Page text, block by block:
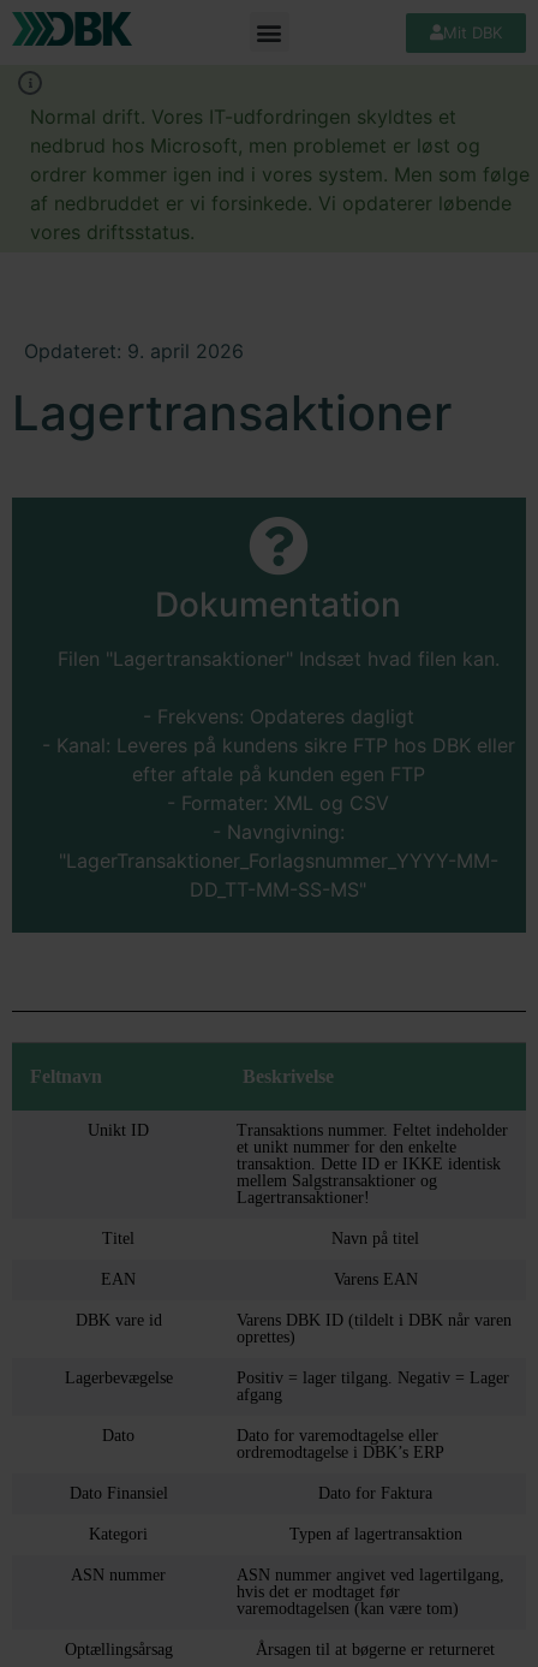
Mit DBK
Normal drift. Vores IT-udfordringen skyldtes et
nedbrud hos Microsoft, men problemet er løst og
ordrer kommer igen ind i vores system. Men som følge
af nedbruddet er vi forsinkede. Vi opdaterer løbende
vores driftsstatus.
Opdateret: 9. april 2026
Lagertransaktioner
Dokumentation
Filen "Lagertransaktioner" Indsæt hvad filen kan.
- Frekvens: Opdateres dagligt
- Kanal: Leveres på kundens sikre FTP hos DBK eller
efter aftale på kunden egen FTP
- Formater: XML og CSV
- Navngivning:
"LagerTransaktioner_Forlagsnummer_YYYY-MM-
DD_TT-MM-SS-MS"
Feltnavn Beskrivelse
Unikt ID
Transaktions nummer. Feltet indeholder
et unikt nummer for den enkelte
transaktion. Dette ID er IKKE identisk
mellem Salgstransaktioner og
Lagertransaktioner!
Titel Navn på titel
EAN Varens EAN
DBK vare id
Varens DBK ID (tildelt i DBK når varen
oprettes)
Lagerbevægelse
Positiv = lager tilgang. Negativ = Lager
afgang
Dato
Dato for varemodtagelse eller
ordremodtagelse i DBK’s ERP
Dato Finansiel Dato for Faktura
Kategori Typen af lagertransaktion
ASN nummer
ASN nummer angivet ved lagertilgang,
hvis det er modtaget før
varemodtagelsen (kan være tom)
Optællingsårsag Årsagen til at bøgerne er returneret